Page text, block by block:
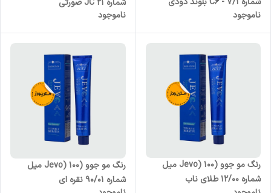
متوسط
ناموجود
شماره JC 21 صورتی
ناموجود
رنگ مو جوو (Jevo) 100 میل
شماره 12/00 طلای ناب
رنگ مو جوو (Jevo) 100 میل
شماره 90/01 نقره ای